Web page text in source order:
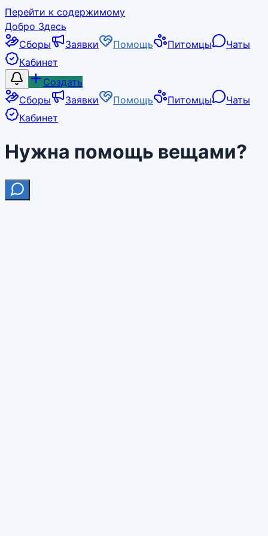
Перейти к содержимому
Добро Здесь
Сборы
Заявки Помощь Питомцы
Чаты
Кабинет
Создать
Сборы
Заявки Помощь Питомцы
Чаты
Кабинет
Нужна помощь вещами?